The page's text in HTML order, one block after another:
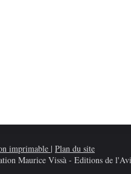
imprimable | Plan du site
Maurice Vissà - Editions de